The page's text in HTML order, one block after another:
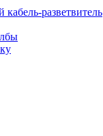
разветвитель